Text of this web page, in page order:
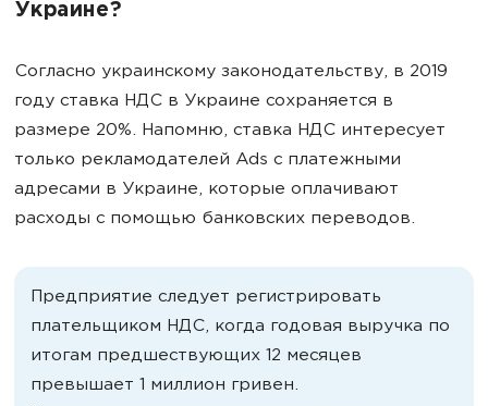
Украине?
Согласно украинскому законодательству, в 2019
году ставка НДС в Украине сохраняется в
размере 20%. Напомню, ставка НДС интересует
только рекламодателей Ads с платежными
адресами в Украине, которые оплачивают
расходы с помощью банковских переводов.
Предприятие следует регистрировать
плательщиком НДС, когда годовая выручка по
итогам предшествующих 12 месяцев
превышает 1 миллион гривен.